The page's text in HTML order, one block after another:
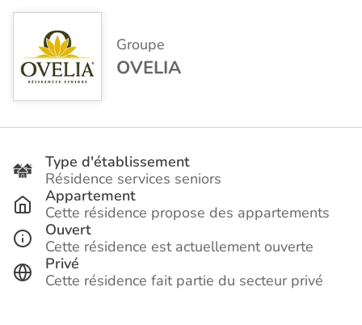
Groupe
OVELIA
Type d'établissement
Résidence services seniors
Appartement
Cette résidence propose des appartements
Ouvert
Cette résidence est actuellement ouverte
Privé
Cette résidence fait partie du secteur privé